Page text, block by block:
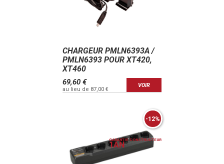
CHARGEUR PMLN6393A /
PMLN6393 POUR XT420,
XT460
69,60 €
au lieu de 87,00 €
VOIR
-12%
GARANTIE CONSTRUCTEUR
1AN